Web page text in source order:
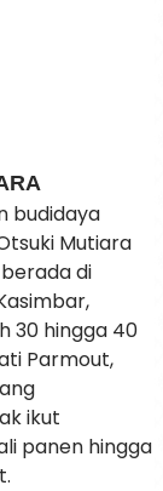
budidaya
Mutiara
di
30 hingga 40
Parmout,
ikut
panen hingga